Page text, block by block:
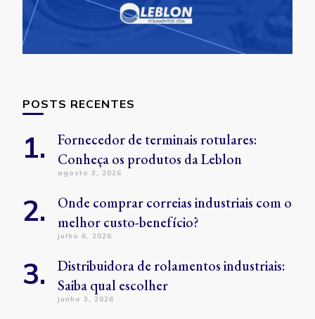
POSTS RECENTES
Fornecedor de terminais rotulares:
Conheça os produtos da Leblon
agosto 3, 2026
Onde comprar correias industriais com o
melhor custo-benefício?
julho 6, 2026
Distribuidora de rolamentos industriais:
Saiba qual escolher
junho 3, 2026